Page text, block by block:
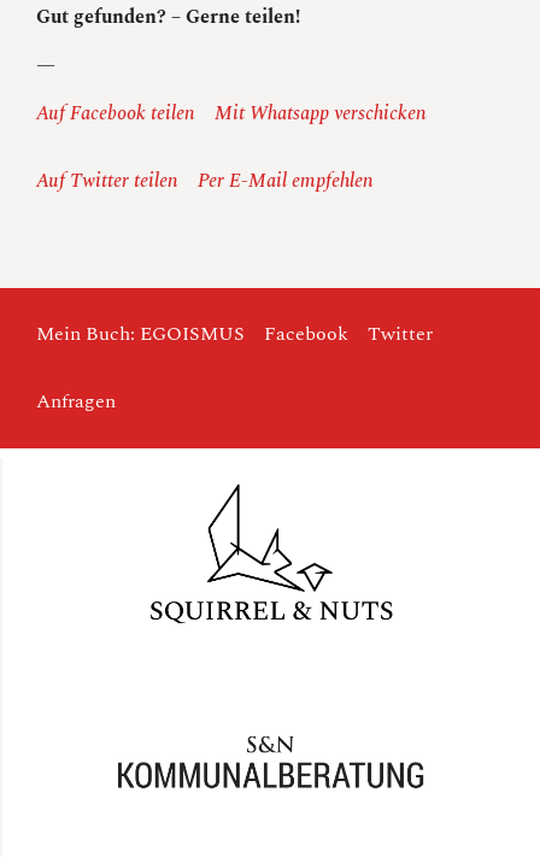
Gut gefunden? – Gerne teilen!
—
Auf Facebook teilen
Mit Whatsapp verschicken
Auf Twitter teilen Per E-Mail empfehlen
Mein Buch: EGOISMUS Facebook Twitter
Anfragen